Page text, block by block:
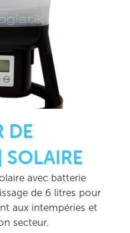
DE
SOLAIRE
avec batterie
de 6 litres pour
aux intempéries et
secteur.